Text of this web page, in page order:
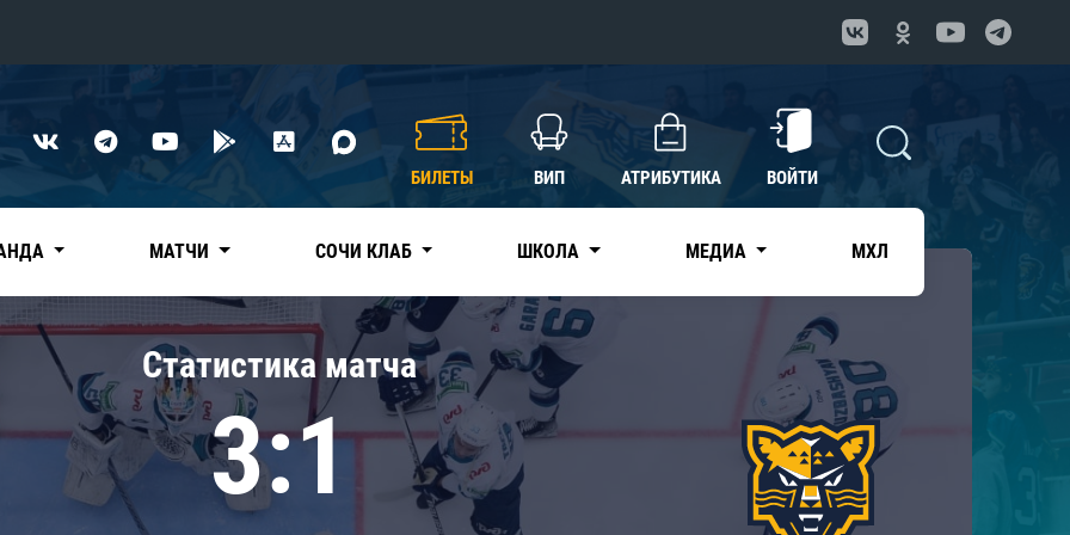
Нефтехимик
Дивизион Чернышева
Авангард
Адмирал
КХЛ
БИЛЕТЫ ВИП АТРИБУТИКА ВОЙТИ
МАТЧИ СОЧИ КЛАБ ШКОЛА МЕДИА МХЛ
Статистика матча
3:1